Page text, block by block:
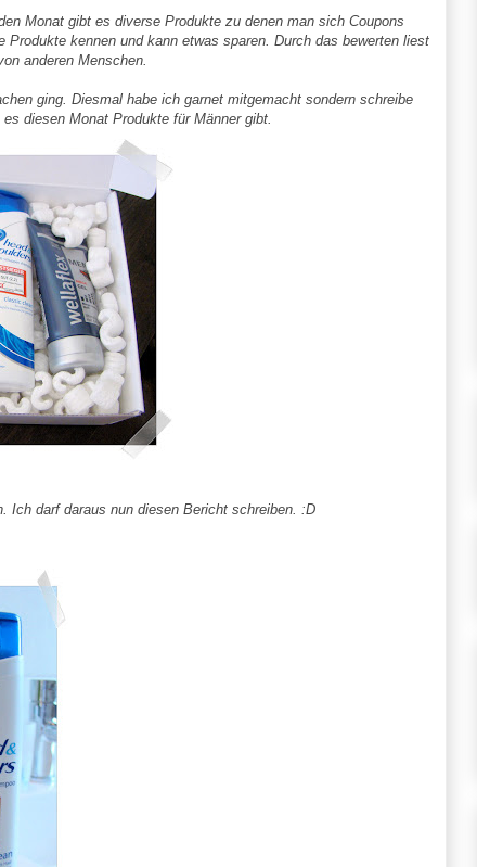
Monat gibt es diverse Produkte zu denen man sich Coupons
kennen und kann etwas sparen. Durch das bewerten liest
anderen Menschen.
ging. Diesmal habe ich garnet mitgemacht sondern schreibe
diesen Monat Produkte für Männer gibt.
Ich darf daraus nun diesen Bericht schreiben. :D